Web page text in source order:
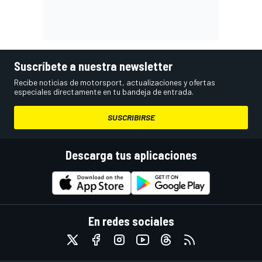
Suscríbete a nuestra newsletter
Recibe noticias de motorsport, actualizaciones y ofertas
especiales directamente en tu bandeja de entrada.
SUSCRIBIRSE
Descarga tus aplicaciones
En redes sociales